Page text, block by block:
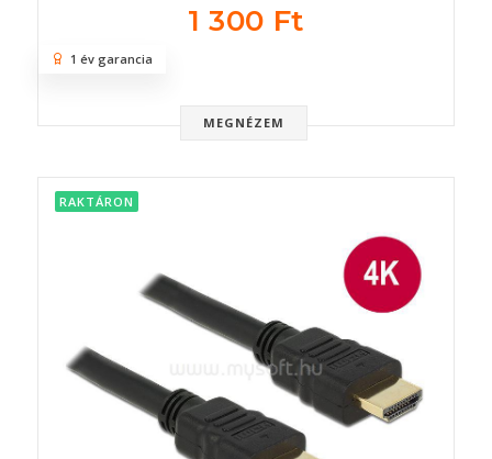
1 300 Ft
MEGNÉZEM
1 év garancia
RAKTÁRON